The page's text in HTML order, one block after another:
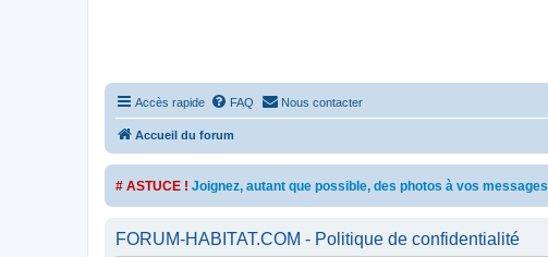
Accès rapide FAQ Nous contacter
Accueil du forum
# ASTUCE ! Joignez, autant que possible, des photos à vos messages
FORUM-HABITAT.COM - Politique de confidentialité